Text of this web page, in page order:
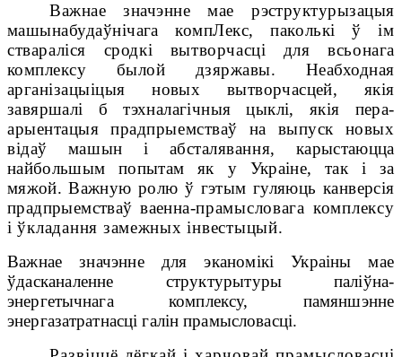
Важнае значэнне мае рэструктурызацыя
машынабудаўнічага компЛекс, паколькі ў ім
ствараліся сродкі вытворчасці для всьонага
комплексу былой дзяржавы. Неабходная
арганізацыіцыя новых вытворчасцей, якія
завяршалі б тэхналагічныя цыклі, якія пера-
арыентацыя прадпрыемстваў на выпуск новых
відаў машын і абсталявання, карыстаюцца
найбольшым попытам як у Украіне, так і за
мяжой.Важную ролю ў гэтым гуляюць канверсія
прадпрыемстваў ваенна-прамысловага комплексу
і ўкладання замежных інвестыцый.
Важнае значэнне для эканомікі Украіны мае
ўдасканаленне структурытуры паліўна-
энергетычнага комплексу, памяншэнне
энергазатратнасці галін прамысловасці.